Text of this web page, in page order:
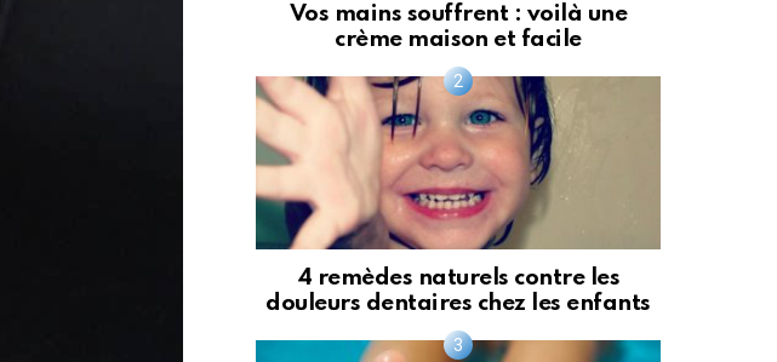
Vos mains souffrent : voilà une
crème maison et facile
4 remèdes naturels contre les
douleurs dentaires chez les enfants